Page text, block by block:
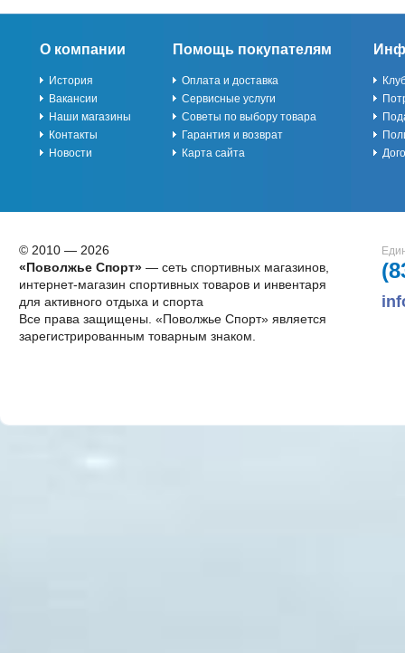
О компании
История
Вакансии
Наши магазины
Контакты
Новости
Помощь покупателям
Оплата и доставка
Сервисные услуги
Советы по выбору товара
Гарантия и возврат
Карта сайта
© 2010 — 2026
«Поволжье Спорт»— сеть спортивных магазинов,
интернет-магазин спортивных товаров и инвентаря
для активного отдыха и спорта
Все права защищены. «Поволжье Спорт» является
зарегистрированным товарным знаком.